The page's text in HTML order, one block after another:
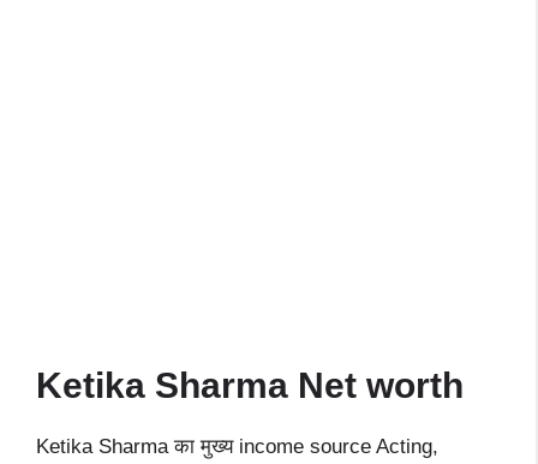
Ketika Sharma Net worth
Ketika Sharma का मुख्य income source Acting,